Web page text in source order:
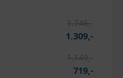
1.746,-
1.309,-
1.149,-
719,-